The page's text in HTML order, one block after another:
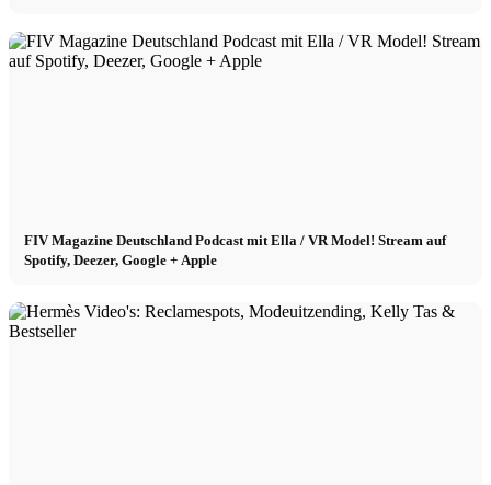
Beïnvloeder Agentschap
Beheer van beïnvloeders
Bewerben
FIV Magazine Deutschland Podcast mit Ella / VR Model! Stream auf
Spotify, Deezer, Google + Apple